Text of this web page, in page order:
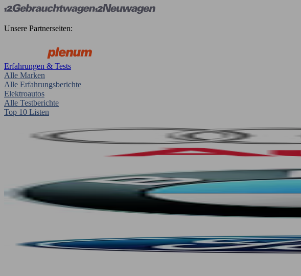
Unsere Partnerseiten:
Erfahrungen & Tests
Alle Marken
Alle Erfahrungsberichte
Elektroautos
Alle Testberichte
Top 10 Listen